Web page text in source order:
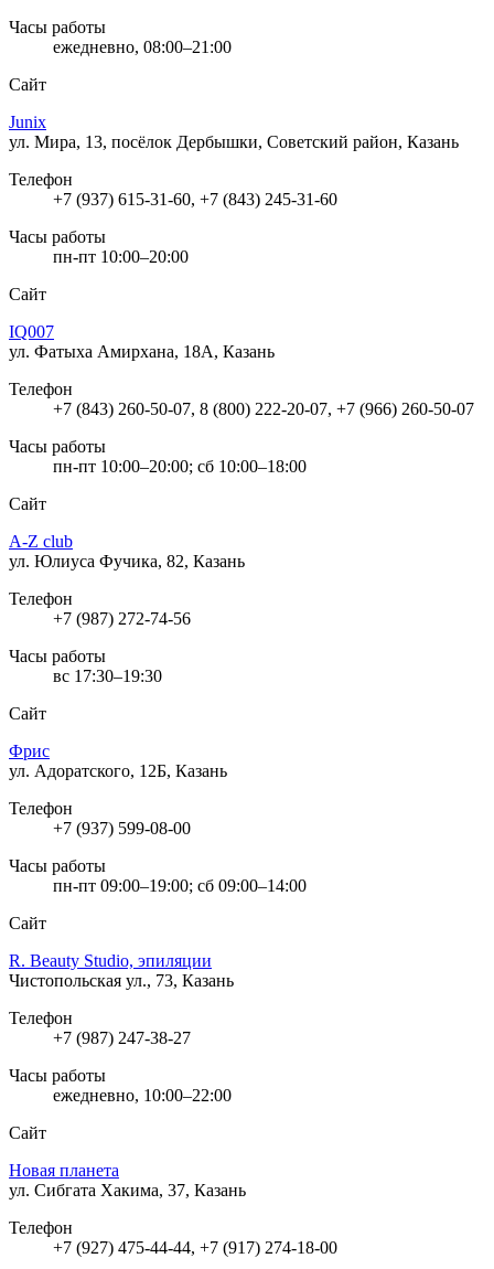
Часы работы
ежедневно, 08:00–21:00
Сайт
Junix
ул. Мира, 13, посёлок Дербышки, Советский район, Казань
Телефон
+7 (937) 615-31-60, +7 (843) 245-31-60
Часы работы
пн-пт 10:00–20:00
Сайт
IQ007
ул. Фатыха Амирхана, 18А, Казань
Телефон
+7 (843) 260-50-07, 8 (800) 222-20-07, +7 (966) 260-50-07
Часы работы
пн-пт 10:00–20:00; сб 10:00–18:00
Сайт
A-Z club
ул. Юлиуса Фучика, 82, Казань
Телефон
+7 (987) 272-74-56
Часы работы
вс 17:30–19:30
Сайт
Фрис
ул. Адоратского, 12Б, Казань
Телефон
+7 (937) 599-08-00
Часы работы
пн-пт 09:00–19:00; сб 09:00–14:00
Сайт
R. Beauty Studio, эпиляции
Чистопольская ул., 73, Казань
Телефон
+7 (987) 247-38-27
Часы работы
ежедневно, 10:00–22:00
Сайт
Новая планета
ул. Сибгата Хакима, 37, Казань
Телефон
+7 (927) 475-44-44, +7 (917) 274-18-00